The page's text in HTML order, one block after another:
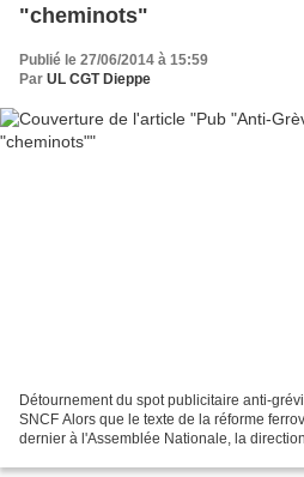
"cheminots"
Publié le 27/06/2014 à 15:59
Par UL CGT Dieppe
Détournement du spot publicitaire anti-
SNCF Alors que le texte de la réforme
dernier à l'Assemblée Nationale, la